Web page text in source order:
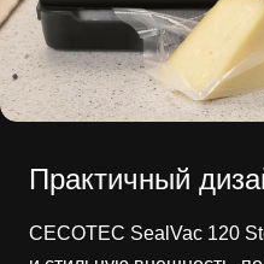
Практичный
CECOTEC SealVac 120